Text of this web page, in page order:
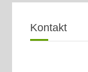
Kontakt